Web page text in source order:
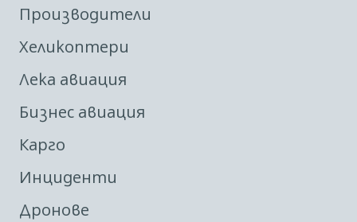
Производители
Хеликоптери
Лека авиация
Бизнес авиация
Карго
Инциденти
Дронове